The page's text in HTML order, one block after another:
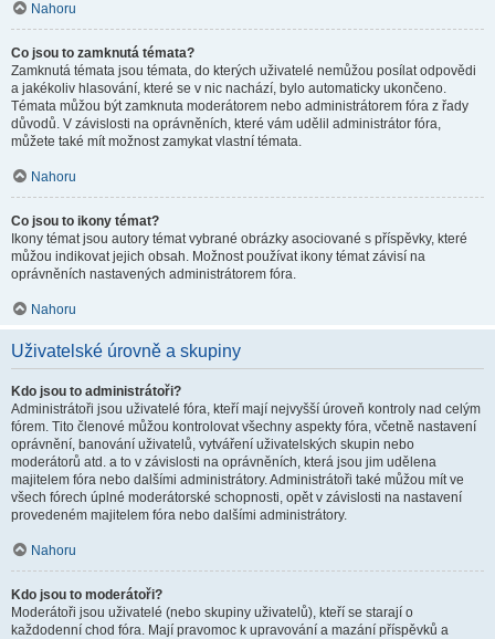
Nahoru
Co jsou to zamknutá témata?
Zamknutá témata jsou témata, do kterých uživatelé nemůžou posílat odpovědi
a jakékoliv hlasování, které se v nic nachází, bylo automaticky ukončeno.
Témata můžou být zamknuta moderátorem nebo administrátorem fóra z řady
důvodů. V závislosti na oprávněních, které vám udělil administrátor fóra,
můžete také mít možnost zamykat vlastní témata.
Nahoru
Co jsou to ikony témat?
Ikony témat jsou autory témat vybrané obrázky asociované s příspěvky, které
můžou indikovat jejich obsah. Možnost používat ikony témat závisí na
oprávněních nastavených administrátorem fóra.
Nahoru
Uživatelské úrovně a skupiny
Kdo jsou to administrátoři?
Administrátoři jsou uživatelé fóra, kteří mají nejvyšší úroveň kontroly nad celým
fórem. Tito členové můžou kontrolovat všechny aspekty fóra, včetně nastavení
oprávnění, banování uživatelů, vytváření uživatelských skupin nebo
moderátorů atd. a to v závislosti na oprávněních, která jsou jim udělena
majitelem fóra nebo dalšími administrátory. Administrátoři také můžou mít ve
všech fórech úplné moderátorské schopnosti, opět v závislosti na nastavení
provedeném majitelem fóra nebo dalšími administrátory.
Nahoru
Kdo jsou to moderátoři?
Moderátoři jsou uživatelé (nebo skupiny uživatelů), kteří se starají o
každodenní chod fóra. Mají pravomoc k upravování a mazání příspěvků a